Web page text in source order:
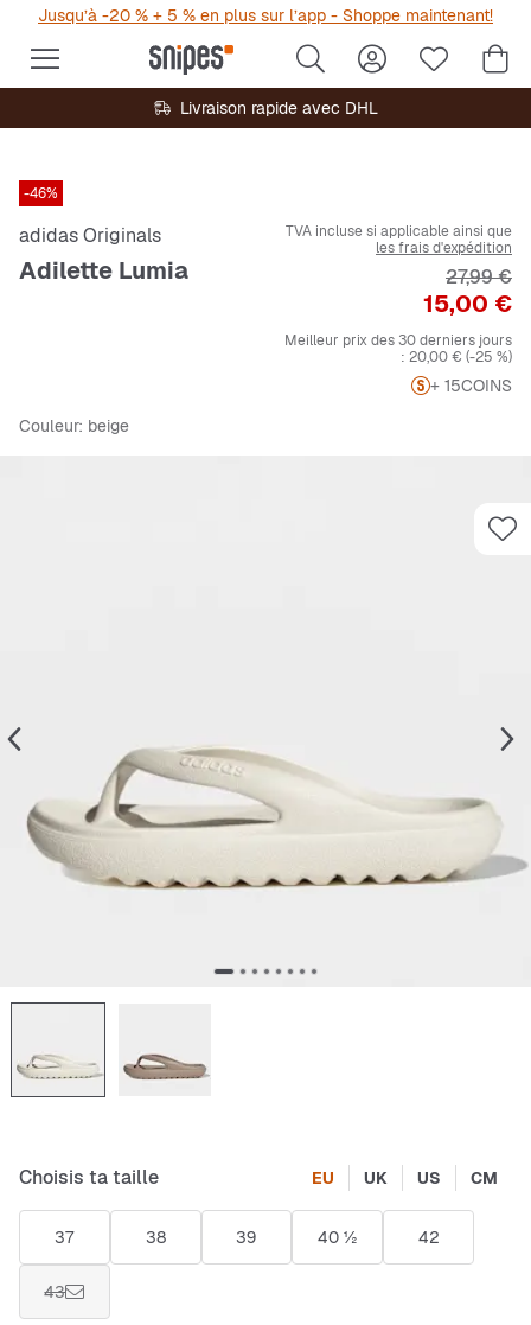
Jusqu’à -20 % + 5 % en plus sur l’app - Shoppe maintenant!
Livraison rapide avec DHL
-46%
adidas Originals
Adilette Lumia
TVA incluse si applicable ainsi que
les frais d'expédition
Prix
15,00 €
Prix
27,99 €
Meilleur prix des 30 derniers jours
: 20,00 € (-25 %)
+ 15COINS
Couleur: beige
Choisis ta taille EU UK US CM
37 38 39 40 ½ 42
43